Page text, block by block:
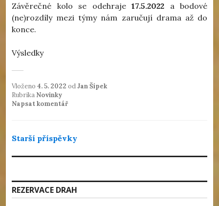
Závěrečné kolo se odehraje 17.5.2022 a bodové
(ne)rozdíly mezi týmy nám zaručují drama až do
konce.
Výsledky
Vloženo 4. 5. 2022 odJan Šípek
Rubrika Novinky
Napsat komentář
Navigace
pro
příspěvky
Starší příspěvky
REZERVACE DRAH